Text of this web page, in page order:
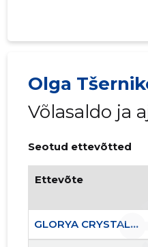
Olga
Võlasaldo ja
Seotud ettevõtted
Ettevõte
GLORYA CRYSTALS OÜ